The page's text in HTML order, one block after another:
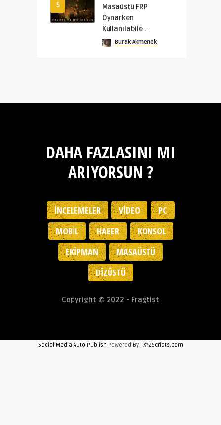
5
Masaüstü FRP
Oynarken
Kullanılabile ..
Burak Akmenek
DAHA FAZLASINI MI
ARIYORSUN ?
İNCELEMELER VIDEO
PC
MOBIL
HABER
KONSOL
EKIPMAN
MASAÜSTÜ
DIZÜSTÜ
Copyright © 2022 - Fragtist
Social Media Auto Publish Powered By : XYZScripts.com